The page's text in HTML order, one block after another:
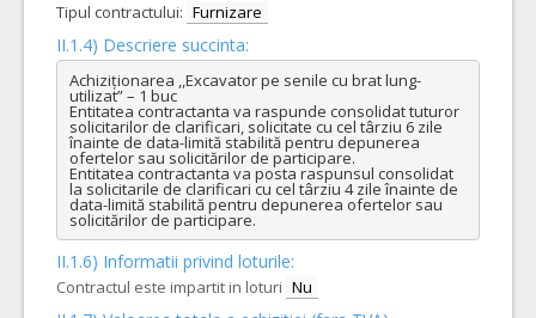
Tipul contractului: Furnizare
II.1.4) Descriere succinta:
Achiziționarea ,,Excavator pe senile cu brat lung-
utilizat” – 1 buc
Entitatea contractanta va raspunde consolidat tuturor
solicitarilor de clarificari, solicitate cu cel târziu 6 zile
înainte de data-limită stabilită pentru depunerea
ofertelor sau solicitărilor de participare.
Entitatea contractanta va posta raspunsul consolidat
la solicitarile de clarificari cu cel târziu 4 zile înainte de
data-limită stabilită pentru depunerea ofertelor sau
solicitărilor de participare.
II.1.6) Informatii privind loturile:
Contractul este impartit in loturi Nu